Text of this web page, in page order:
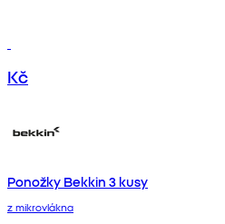
Kč
Ponožky Bekkin 3 kusy
z mikrovlákna